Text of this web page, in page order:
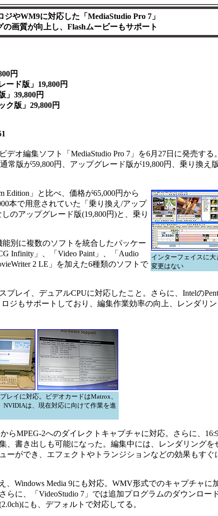
やWM9に対応した「MediaStudio Pro 7」
の画質が向上し、Flashムービーもサポート
円
」19,800円
円
29,800円
デオ編集ソフト「MediaStudio Pro 7」を6月27日に発売する
常版が59,800円、アップグレード版が19,800円、乗り換え
インターフェイスに大
変更はない
Edition」と比べ、価格が65,000円から
本で用意されていた「乗り換え/アップ
のアップグレード版(19,800円)と、乗り
別に複数のソフトを統合したパッケー
Infinity」、「Video Paint」、「Audio
2 LE」を加えた6種類のソフトで
レイ、デュアルCPUに対応したこと。さらに、Intelの
ロジもサポートしており、編集作業効率の向上、レンダリ
レイに対応。ビデオカードはMatrox、
NVIDIAは、現在対応に向けて作業を進
らMPEG-2へのダイレクトキャプチャに対応。さらに、
、書き出しも可能になった。編集中には、レンダリングを
ーができ、エフェクトやトランジションなどの効果もすぐ
Windows Media 9にも対応。WMV形式でのキャプチャに
らに、「VideoStudio 7」では追加プログラムのダウンロー
にも、デフォルトで対応してる。